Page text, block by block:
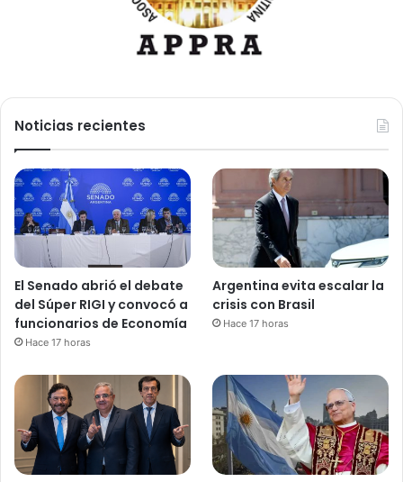
Noticias recientes
El Senado abrió el debate
del Súper RIGI y convocó a
funcionarios de Economía
Hace 17 horas
Argentina evita escalar la
crisis con Brasil
Hace 17 horas